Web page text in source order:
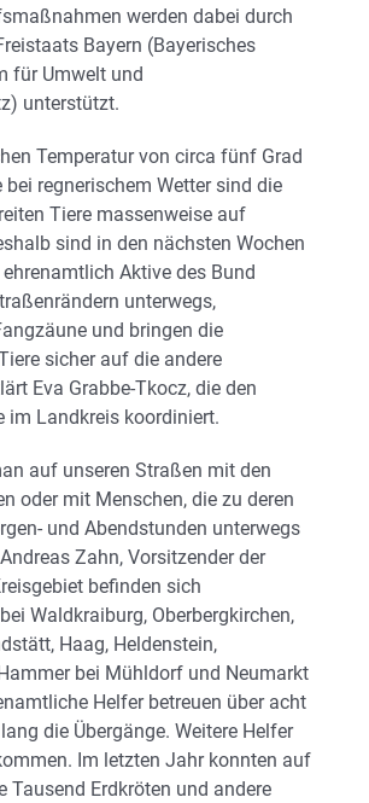
werden dabei durch
Bayern (Bayerisches
für Umwelt und
unterstützt.
Temperatur von circa fünf Grad
bei regnerischem Wetter sind die
Tiere massenweise auf
sind in den nächsten Wochen
Aktive des Bund
unterwegs,
und bringen die
sicher auf die andere
Eva Grabbe-Tkocz, die den
im Landkreis koordiniert.
auf unseren Straßen mit den
oder mit Menschen, die zu deren
und Abendstunden unterwegs
Zahn, Vorsitzender der
befinden sich
Waldkraiburg, Oberbergkirchen,
Haag, Heldenstein,
bei Mühldorf und Neumarkt
Helfer betreuen über acht
die Übergänge. Weitere Helfer
Im letzten Jahr konnten auf
Tausend Erdkröten und andere